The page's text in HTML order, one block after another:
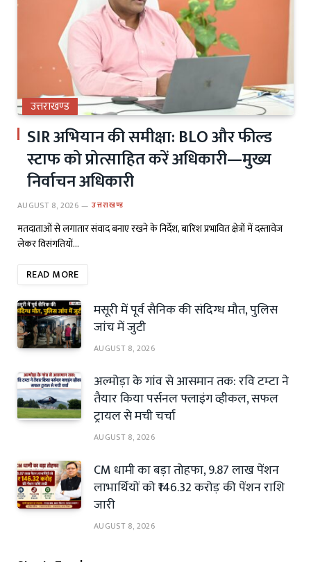
उत्तराखण्ड
SIR अभियान की समीक्षा: BLO और फील्ड
स्टाफ को प्रोत्साहित करें अधिकारी—मुख्य
निर्वाचन अधिकारी
AUGUST 8, 2026 उत्तराखण्ड
मतदाताओं से लगातार संवाद बनाए रखने के निर्देश, बारिश प्रभावित क्षेत्रों में दस्तावेज
लेकर विसंगतियों…
READ MORE
मसूरी में पूर्व सैनिक की संदिग्ध मौत, पुलिस
जांच में जुटी
AUGUST 8, 2026
अल्मोड़ा के गांव से आसमान तक: रवि टम्टा ने
तैयार किया पर्सनल फ्लाइंग व्हीकल, सफल
ट्रायल से मची चर्चा
AUGUST 8, 2026
CM धामी का बड़ा तोहफा, 9.87 लाख पेंशन
लाभार्थियों को ₹146.32 करोड़ की पेंशन राशि
जारी
AUGUST 8, 2026